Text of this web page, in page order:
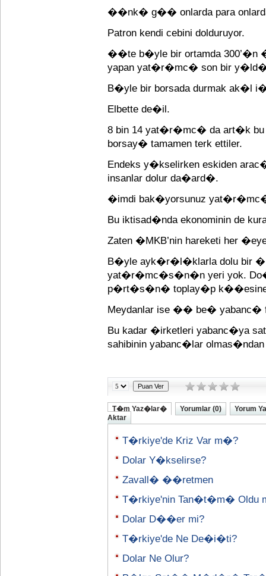
��nk� g�� onlarda para
Patron kendi cebini dolduruyor.
��te b�yle bir ortamda 300’�n
yapan yat�r�mc� son bir
B�yle bir borsada durmak ak�l
Elbette de�il.
8 bin 14 yat�r�mc� da art�k
borsay� tamamen terk ettiler.
Endeks y�kselirken eskiden
insanlar dolur da�ard�.
�imdi bak�yorsunuz
Bu iktisad�nda ekonominin de
Zaten �MKB’nin hareketi her
B�yle ayk�r�l�klarla dolu bir
yat�r�mc�s�n�n yeri yok.
p�rt�s�n� toplay�p
Meydanlar ise �� be�
Bu kadar �irketleri yabanc�ya
sahibinin yabanc�lar
T�m Yaz�lar� Yorumlar (0)
Yorum
Aktar
T�rkiye'de Kriz Var m�?
Dolar Y�kselirse?
Zavall� ��retmen
T�rkiye'nin Tan�t�m� Oldu
Dolar D��er mi?
T�rkiye'de Ne De�i�ti?
Dolar Ne Olur?